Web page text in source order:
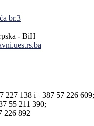
br.3
- BiH
227 138 i +387 57 226 609;
55 211 390;
226 892